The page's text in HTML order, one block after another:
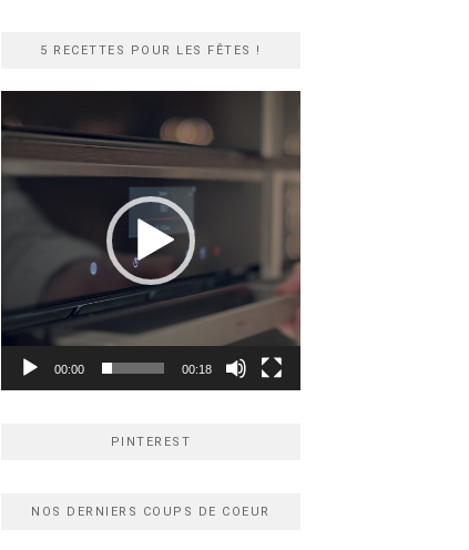
5 RECETTES POUR LES FÊTES !
vidéo
00:00 00:18
PINTEREST
NOS DERNIERS COUPS DE COEUR